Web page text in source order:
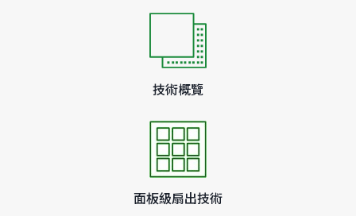
技術概覽
面板級扇出技術